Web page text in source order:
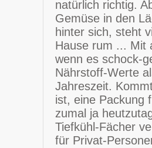
natürlich richtig.
Gemüse in den
hinter sich, steht
Hause rum ... Mit
wenn es schock-
Nährstoff-Werte
Jahreszeit.
ist, eine Packung
zumal ja
Tiefkühl-Fächer
für Privat-